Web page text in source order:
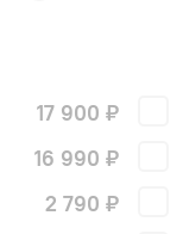
17 900 ₽
16 990 ₽
2 790 ₽